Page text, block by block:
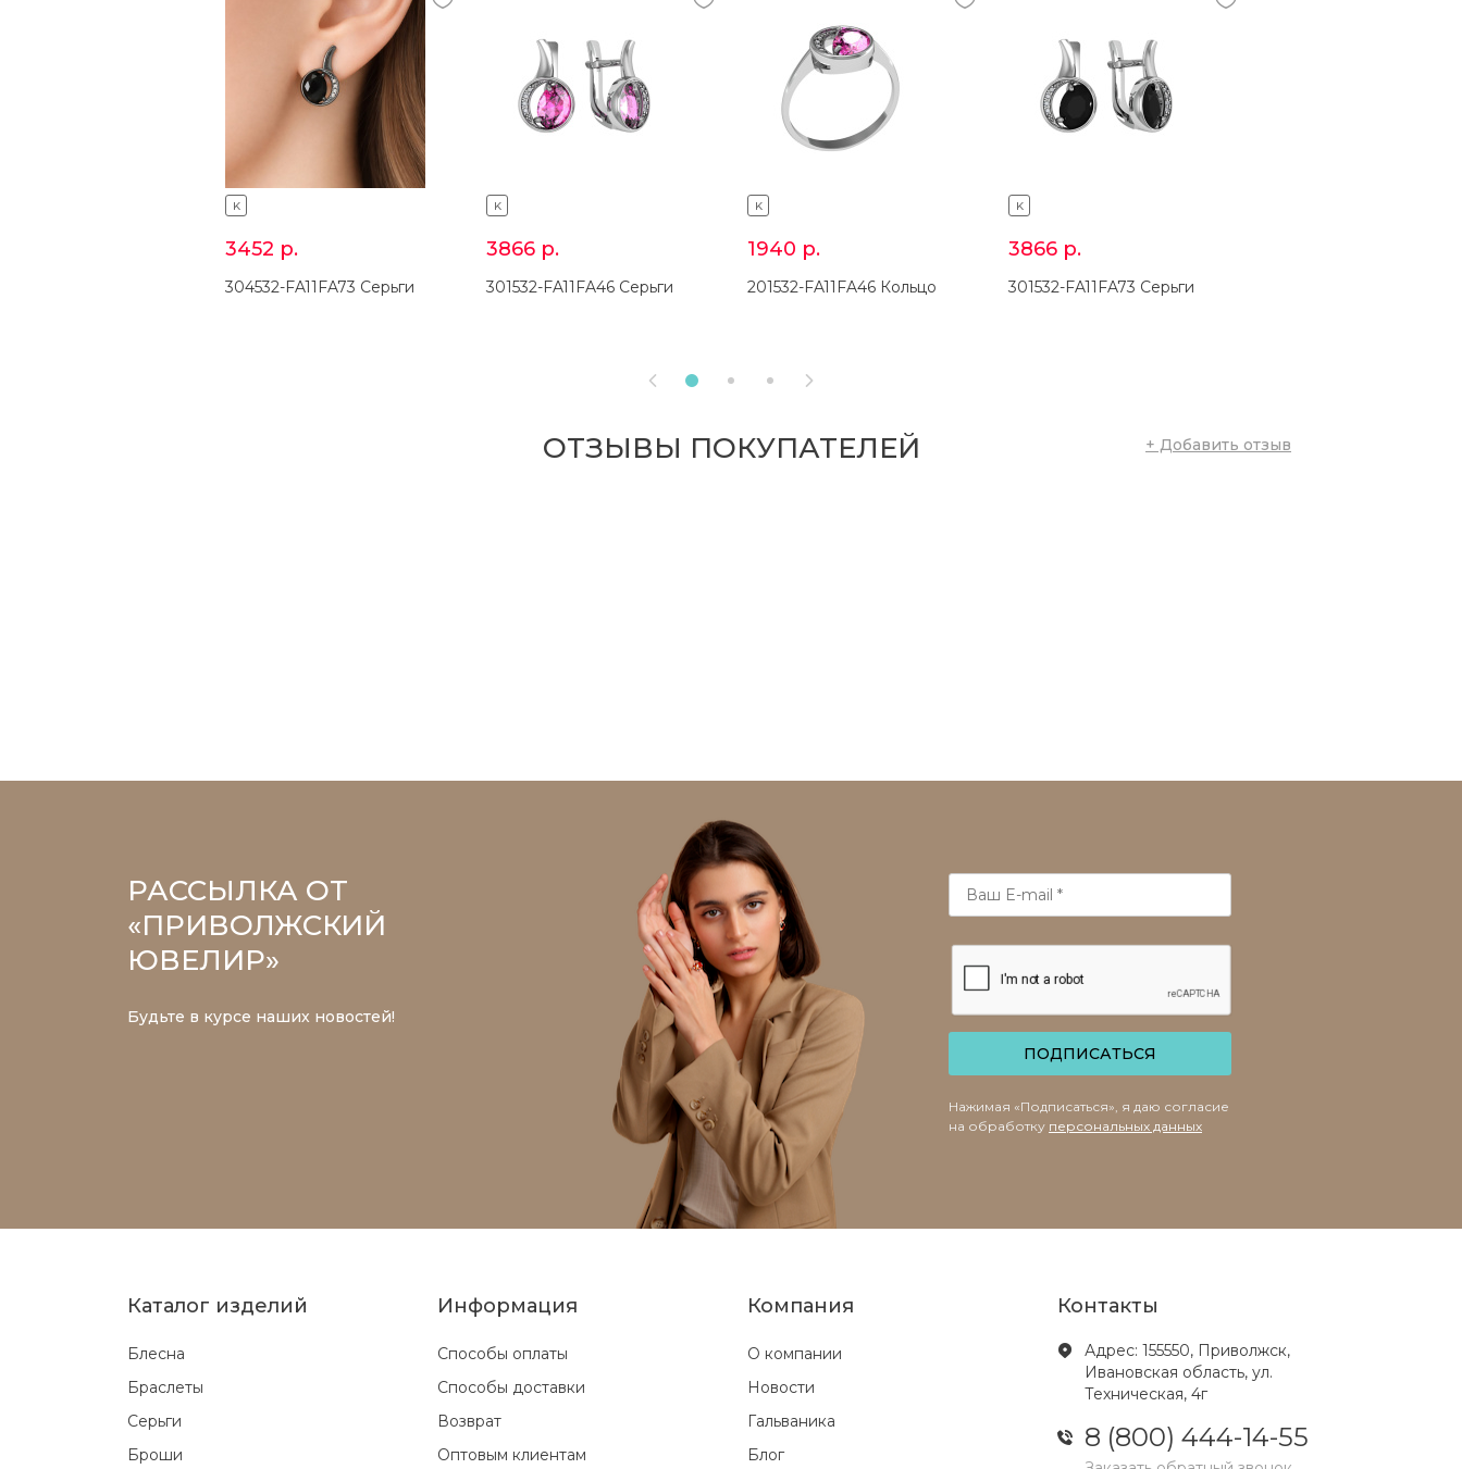
K
3452 р.
304532-FA11FA73 Серьги
K
3866 р.
301532-FA11FA46 Серьги
K
1940 р.
201532-FA11FA46 Кольцо
K
3866 р.
301532-FA11FA73 Серьги
 
ОТЗЫВЫ ПОКУПАТЕЛЕЙ + Добавить отзыв
РАССЫЛКА ОТ
«ПРИВОЛЖСКИЙ
ЮВЕЛИР»
Будьте в курсе наших новостей!
ПОДПИСАТЬСЯ
Нажимая «Подписаться», я даю согласие
на обработку персональных данных
Каталог изделий
Блесна
Браслеты
Серьги
Броши
Информация
Способы оплаты
Способы доставки
Возврат
Оптовым клиентам
Компания
О компании
Новости
Гальваника
Блог
Контакты
Адрес: 155550, Приволжск,
Ивановская область, ул.
Техническая, 4г
8 (800) 444-14-55